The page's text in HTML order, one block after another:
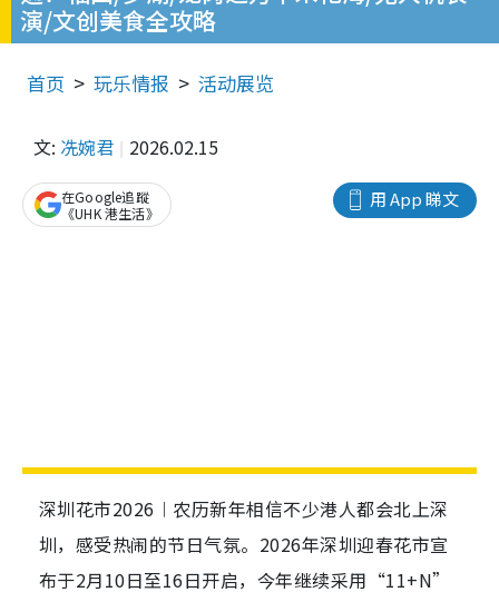
演/文创美食全攻略
首页 玩乐情报 活动展览
文: 冼婉君 2026.02.15
用 App 睇文
在Google追蹤
《UHK 港生活》
深圳花市2026︱农历新年相信不少港人都会北上深
圳，感受热闹的节日气氛。2026年深圳迎春花市宣
布于2月10日至16日开启，今年继续采用“11+N”